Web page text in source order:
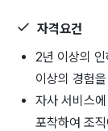
자격요건
2년 이상의
이상의 경험
자사 서비스
포착하여 조